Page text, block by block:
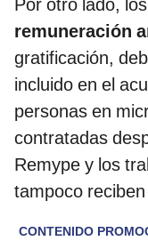
remuneración
gratificación,
incluido en el
personas en
contratadas
Remype y los
tampoco